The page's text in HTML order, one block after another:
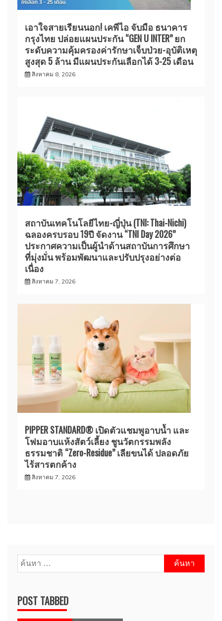
เอาใจสายเรียนนอก! เคพีไอ จับมือ ธนาคาร
กรุงไทย ปล่อยแผนประกัน “GEN U INTER” ยก
ระดับความคุ้มครองค่ารักษาเจ็บป่วย-อุบัติเหตุ
สูงสุด 5 ล้าน มีแผนประกันเลือกได้ 3-25 เดือน
สิงหาคม 8, 2026
สถาบันเทคโนโลยีไทย-ญี่ปุ่น (TNI: Thai-Nichi)
ฉลองครบรอบ 19ปี จัดงาน “TNI Day 2026”
ประกาศความเป็นผู้นำด้านสถาบันการศึกษา
ที่มุ่งมั่น พร้อมพัฒนาและปรับปรุงอย่างต่อ
เนื่อง
สิงหาคม 7, 2026
PIPPER STANDARD® เปิดตัวแชมพูอาบน้ำ และ
โฟมอาบแห้งสัตว์เลี้ยง ชูนวัตกรรมพลัง
ธรรมชาติ “Zero-Residue” เลียขนได้ ปลอดภัย
ไร้สารตกค้าง
สิงหาคม 7, 2026
ค้นหา
สำหรับ:
POST TABBED